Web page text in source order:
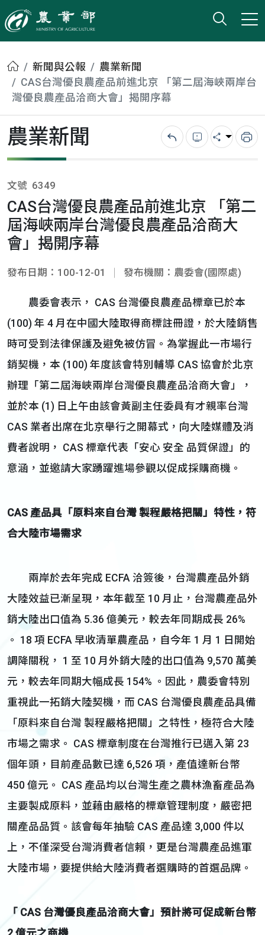
農業部
打開
小版
首頁新聞與公報
農業新聞
CAS台灣優良農產品前進北京 「第二屆海峽兩岸台
灣優良農產品洽商大會」揭開序幕
農業新聞 回上一頁錯誤回報
分享 列
文號 6349
CAS台灣優良農產品前進北京 「第二
屆海峽兩岸台灣優良農產品洽商大
會」揭開序幕
發布日期：100-12-01 發布機關：農委會(國際處)
農委會表示， CAS 台灣優良農產品標章已於本
(100) 年 4 月在中國大陸取得商標註冊證，於大陸銷售
時可受到法律保護及避免被仿冒。為掌握此一市場行
銷契機，本 (100) 年度該會特別輔導 CAS 協會於北京
辦理「第二屆海峽兩岸台灣優良農產品洽商大會」，
並於本 (1) 日上午由該會黃副主任委員有才親率台灣
CAS 業者出席在北京舉行之開幕式，向大陸媒體及消
費者說明， CAS 標章代表「安心 安全 品質保證」的
意涵，並邀請大家踴躍進場參觀以促成採購商機。
CAS 產品具「原料來自台灣 製程嚴格把關」特性，符
合大陸市場需求
兩岸於去年完成 ECFA 洽簽後，台灣農產品外銷
大陸效益已漸呈現，本年截至 10 月止，台灣農產品外
銷大陸出口值為 5.36 億美元，較去年同期成長 26%
。 18 項 ECFA 早收清單農產品，自今年 1 月 1 日開始
調降關稅， 1 至 10 月外銷大陸的出口值為 9,570 萬美
元，較去年同期大幅成長 154% 。因此，農委會特別
重視此一拓銷大陸契機，而 CAS 台灣優良農產品具備
「原料來自台灣 製程嚴格把關」之特性，極符合大陸
市場之需求。 CAS 標章制度在台灣推行已邁入第 23
個年頭，目前產品數已達 6,526 項，產值達新台幣
450 億元。 CAS 產品均以台灣生產之農林漁畜產品為
主要製成原料，並藉由嚴格的標章管理制度，嚴密把
關產品品質。該會每年抽驗 CAS 產品達 3,000 件以
上，不僅深受台灣消費者信賴，更是台灣農產品進軍
大陸市場，要提供給大陸消費者選購時的首選品牌。
「 CAS 台灣優良產品洽商大會」預計將可促成新台幣